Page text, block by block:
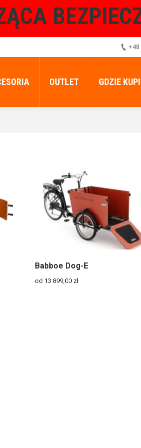
+48
OUTLET GDZIE
Babboe Dog-E
od 13 899,00 zł